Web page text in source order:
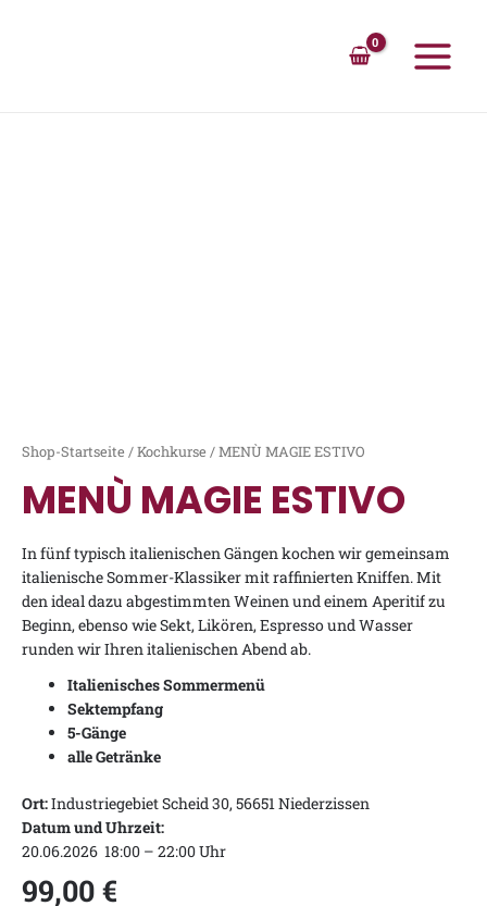
Main
Shop-Startseite /Kochkurse / MENÙ MAGIE ESTIVO
MENÙ MAGIE ESTIVO
In fünf typisch italienischen Gängen kochen wir gemeinsam
italienische Sommer-Klassiker mit raffinierten Kniffen. Mit
den ideal dazu abgestimmten Weinen und einem Aperitif zu
Beginn, ebenso wie Sekt, Likören, Espresso und Wasser
runden wir Ihren italienischen Abend ab.
Italienisches Sommermenü
Sektempfang
5-Gänge
alle Getränke
Ort:Industriegebiet Scheid 30, 56651 Niederzissen
Datum und Uhrzeit:
20.06.2026 18:00 – 22:00 Uhr
99,00 €